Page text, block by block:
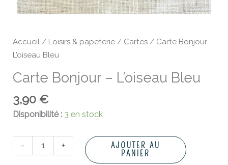
Accueil / Loisirs & papeterie / Cartes / Carte Bonjour –
L’oiseau Bleu
Carte Bonjour – L’oiseau Bleu
3,90€
Disponibilité : 3 en stock
- +
AJOUTER AU
PANIER